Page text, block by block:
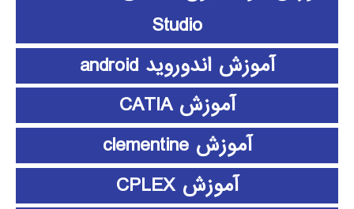
Studio
آموزش اندوروید android
آموزش CATIA
آموزش clementine
آموزش CPLEX